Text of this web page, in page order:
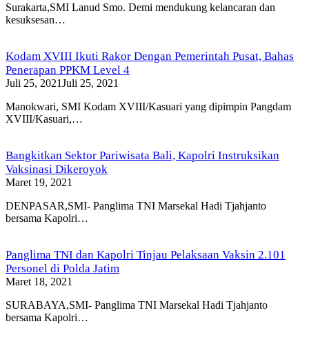
Surakarta,SMI Lanud Smo. Demi mendukung kelancaran dan
kesuksesan…
Kodam XVIII Ikuti Rakor Dengan Pemerintah Pusat, Bahas
Penerapan PPKM Level 4
Juli 25, 2021Juli 25, 2021
Manokwari, SMI Kodam XVIII/Kasuari yang dipimpin Pangdam
XVIII/Kasuari,…
Bangkitkan Sektor Pariwisata Bali, Kapolri Instruksikan
Vaksinasi Dikeroyok
Maret 19, 2021
DENPASAR,SMI- Panglima TNI Marsekal Hadi Tjahjanto
bersama Kapolri…
Panglima TNI dan Kapolri Tinjau Pelaksaan Vaksin 2.101
Personel di Polda Jatim
Maret 18, 2021
SURABAYA,SMI- Panglima TNI Marsekal Hadi Tjahjanto
bersama Kapolri…